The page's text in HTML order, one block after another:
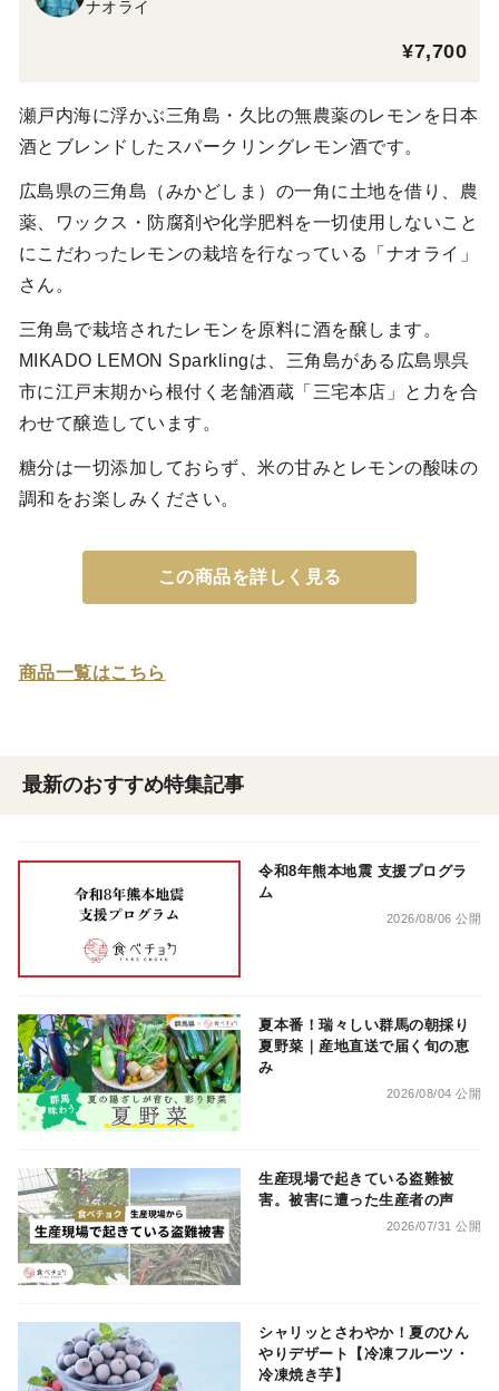
ナオライ
¥7,700
瀬戸内海に浮かぶ三角島・久比の無農薬のレモンを日本
酒とブレンドしたスパークリングレモン酒です。
広島県の三角島（みかどしま）の一角に土地を借り、農
薬、ワックス・防腐剤や化学肥料を一切使用しないこと
にこだわったレモンの栽培を行なっている「ナオライ」
さん。
三角島で栽培されたレモンを原料に酒を醸します。
MIKADO LEMON Sparklingは、三角島がある広島県呉
市に江戸末期から根付く老舗酒蔵「三宅本店」と力を合
わせて醸造しています。
糖分は一切添加しておらず、米の甘みとレモンの酸味の
調和をお楽しみください。
この商品を詳しく見る
商品一覧はこちら
最新のおすすめ特集記事
令和8年熊本地震 支援プログラ
ム
2026/08/06 公開
夏本番！瑞々しい群馬の朝採り
夏野菜｜産地直送で届く旬の恵
み
2026/08/04 公開
生産現場で起きている盗難被
害。被害に遭った生産者の声
2026/07/31 公開
シャリッとさわやか！夏のひん
やりデザート【冷凍フルーツ・
冷凍焼き芋】